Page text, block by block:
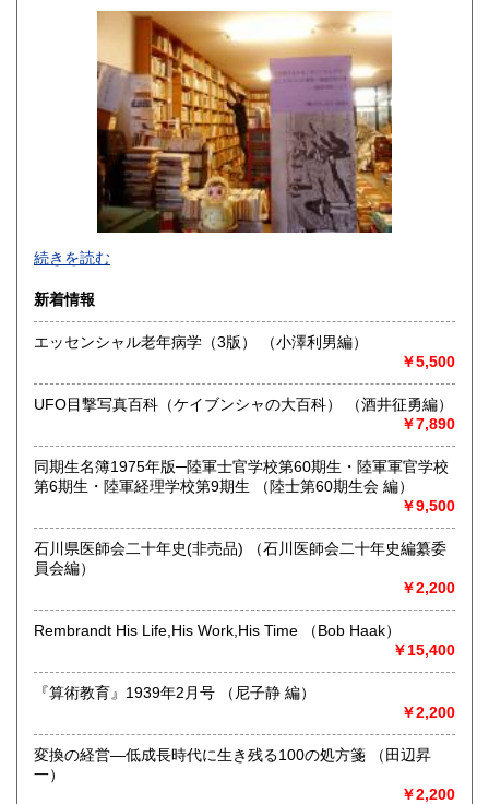
320円 徳島県
320円 愛媛県
320円 福岡県
320円 長崎県
320円 大分県
宮崎県
沖縄県
あらゆるものはないけれど思わぬものこそそこかしこ。お客
様へ……お問合せなどございましたら、住所・氏名・電話・
の場合はお応えできないこともありますのでご了承くださ
い。またお電話問合せは聞き間違いなどの要因となりますの
で、ご注文・お問合せはメール・FAX・往復ハガキなど書面
なにとぞご協力のほどをお願い申し上げます。
最寄駅：金沢駅南向・道一本・徒歩八分
営業時間：9時15分～17時ごろ(12時～13時は昼食休憩で
す。) ◎本店…五坪狭小為、営業時間内予約平日限定開店
中、あらかじめご予約、期日応相談、営業日3日前までに住
所・電話・氏名・メールアドレスを明記の上、メールにてお
申し付けください。
定休日：◎ガレージ店…土日祝 ◎本店…予約以外不定期営
業中 ◎ネット部門…土日祝。店舗にてネット掲載本受取場
年8月10日9:00以降のご注文は8月17日午後よりお返事、8月
10日9:00以降のご入金分は8月17日以降発送となります。
書籍の買取について
古書買取お持込の際にはあらかじめ、お電話の上でお越しく
ださい。
担当者不在の場合もあり、無駄足を踏ませます。
その他、お問合せなどございましたら、住所・電話・氏名・
続きを読む
新着情報
エッセンシャル老年病学（3版） （小澤利男編）
￥5,500
UFO目撃写真百科（ケイブンシャの大百科） （酒井征勇編）
￥7,890
同期生名簿1975年版─陸軍士官学校第60期生・陸軍軍官学校
第6期生・陸軍経理学校第9期生 （陸士第60期生会 編）
￥9,500
石川県医師会二十年史(非売品) （石川医師会二十年史編纂委
員会編）
￥2,200
Rembrandt His Life,His Work,His Time （Bob Haak）
￥15,400
『算術教育』1939年2月号 （尼子静 編）
￥2,200
変換の経営—低成長時代に生き残る100の処方箋 （田辺昇
一）
￥2,200